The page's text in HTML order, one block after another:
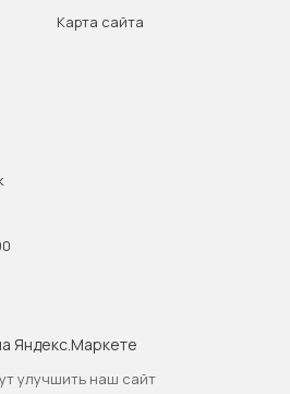
Карта сайта
улучшить наш сайт